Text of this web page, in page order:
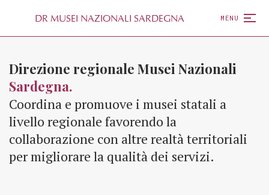
DR MUSEI NAZIONALI SARDEGNA MENU
Direzione regionale Musei Nazionali
Sardegna.
Coordina e promuove i musei statali a
livello regionale favorendo la
collaborazione con altre realtà territoriali
per migliorare la qualità dei servizi.